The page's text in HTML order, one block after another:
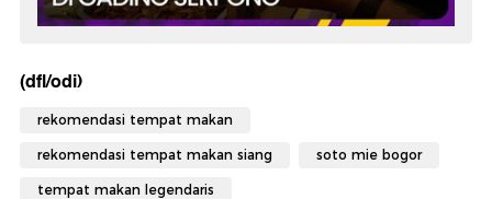
(dfl/odi)
rekomendasi tempat makan
rekomendasi tempat makan siang soto mie bogor
tempat makan legendaris